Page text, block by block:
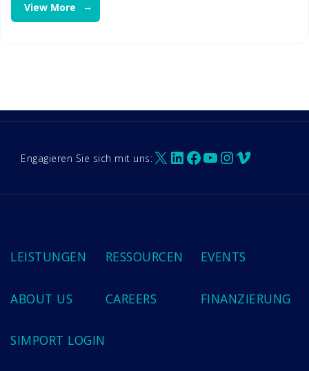
View More
Engagieren Sie sich mit uns:X LinkedIn
Facebook
YouTube
Instagram
Vimeo
LEISTUNGEN RESSOURCEN EVENTS
ABOUT US CAREERS FINANZIERUNG
SIMPORT LOGIN